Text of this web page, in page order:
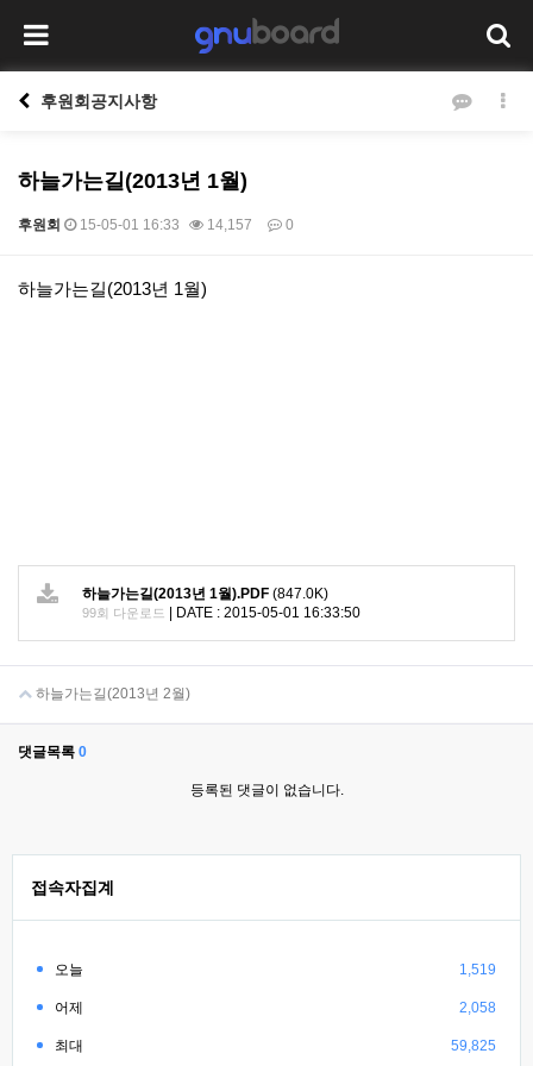
후원회공지사항
하늘가는길(2013년 1월)
후원회 15-05-01 16:33 14,157 0
본문
하늘가는길(2013년 1월)
하늘가는길(2013년 1월).PDF (847.0K)
99회 다운로드 DATE : 2015-05-01 16:33:50
하늘가는길(2013년 2월)
댓글목록 0
등록된 댓글이 없습니다.
접속자집계
오늘 1,519
어제 2,058
최대 59,825